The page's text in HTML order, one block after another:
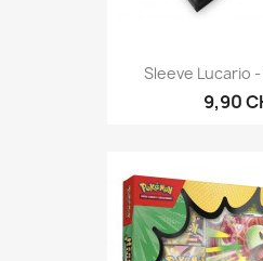
Sleeve Lucario
9,90